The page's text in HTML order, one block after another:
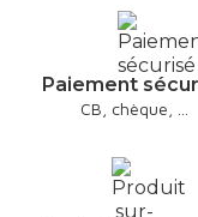
Paiement
CB, chèque, ...